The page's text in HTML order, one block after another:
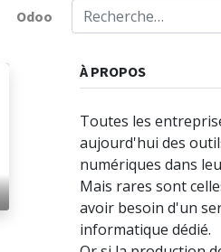
Odoo
À PROPOS
Toutes les
aujourd'hui des
numériques dans
Mais rares sont
avoir besoin d'un
informatique dédié.